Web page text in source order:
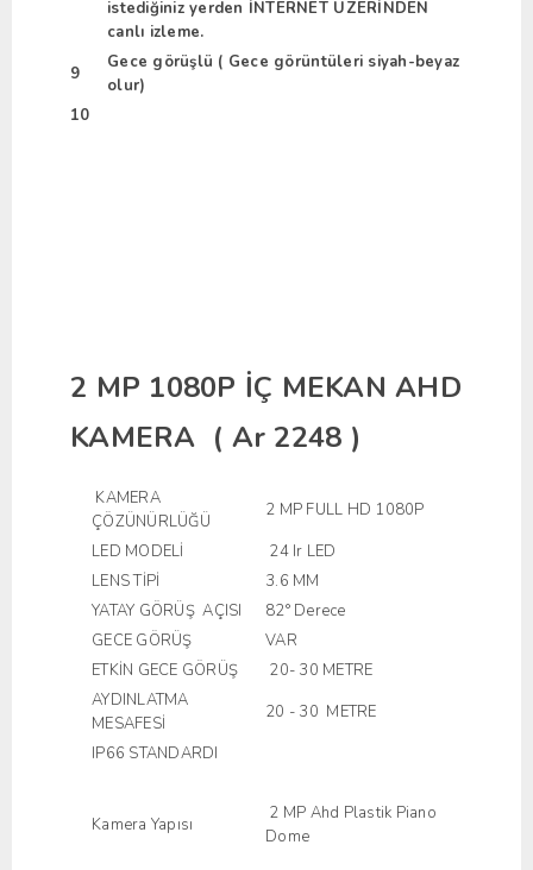
istediğiniz yerden İNTERNET ÜZERİNDEN
canlı izleme.
9
Gece görüşlü ( Gece görüntüleri siyah-beyaz
olur)
10
2 MP 1080P İÇ MEKAN AHD
KAMERA ( Ar 2248 )
KAMERA
ÇÖZÜNÜRLÜĞÜ
2 MP FULL HD 1080P
LED MODELİ
24 Ir LED
LENS TİPİ
3.6 MM
YATAY GÖRÜŞ AÇISI
82° Derece
GECE GÖRÜŞ
VAR
ETKİN GECE GÖRÜŞ
20- 30 METRE
AYDINLATMA
MESAFESİ
20 - 30 METRE
IP66 STANDARDI
Kamera Yapısı
2 MP Ahd Plastik Piano
Dome